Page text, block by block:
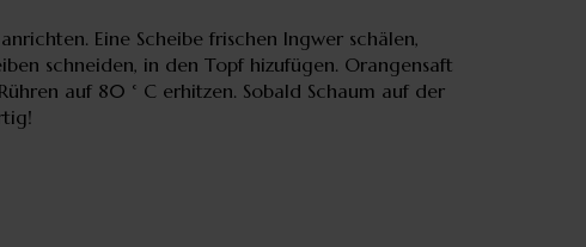
Eine Scheibe frischen Ingwer schälen,
schneiden, in den Topf hizufügen. Orangensaft
auf 80 ° C erhitzen. Sobald Schaum auf der